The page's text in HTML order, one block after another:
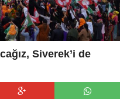
Siverek’i de